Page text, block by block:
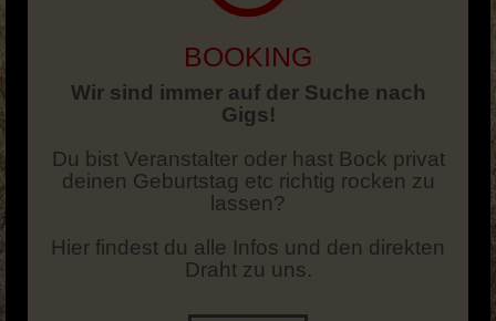
BOOKING
Wir sind immer auf der Suche nach
Gigs!
Du bist Veranstalter oder hast Bock privat
deinen Geburtstag etc richtig rocken zu
lassen?
Hier findest du alle Infos und den direkten
Draht zu uns.